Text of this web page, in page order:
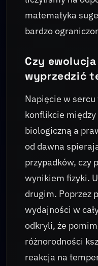
matematyka
bardzo
Czy
wyprzedzić
Napięcie w
konflikcie
biologiczną a
od dawna
przypadków, czy
wynikiem fizyki.
drugim. Poprzez
wydajności w
odkryli, że
różnorodności
reakcja na